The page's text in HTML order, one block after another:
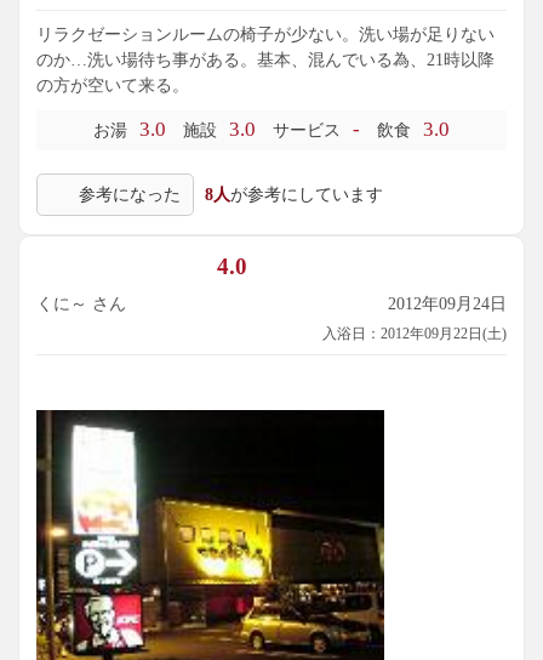
カラン:右手24席（6席×4列）壁側は仕切り付き。ｺﾝﾃﾞｨｼｮﾅｰあ
り。
サウナ:スタジアム4段席、中広。
露天:一番奥に上の湯、源泉掛け流しで緑がかった色合い、常
り。温泉ファン的には嬉しい変化だ。
囲いのある寝湯は以前と変わらない。
ど、店員さんの応対も気になった事もありません。
お客さんのマナーもこれと言った事もなく、炭酸浴槽の長湯
はどこも一緒ですしね。今回も気持ち良く入浴できました。
2008年開業
10H221120土晴初入浴
15H270203火晴2回目入浴
←前湯白岡八幡の湯
→後湯羽生華の湯
リラクゼーションルームの椅子が少ない。洗い場が足りない
のか…洗い場待ち事がある。基本、混んでいる為、21時以降
の方が空いて来る。
お湯 3.0 施設 3.0 サービス - 飲食 3.0
参考になった 8人が参考にしています
4.0
くに～ さん 2012年09月24日
入浴日：2012年09月22日(土)